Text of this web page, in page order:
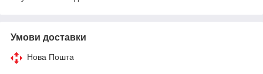
Умови доставки
Нова Пошта